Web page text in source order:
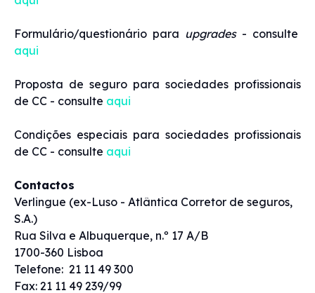
Formulário/questionário para upgrades - consulte
aqui
Proposta de seguro para sociedades profissionais
de CC - consulte aqui
Condições especiais para sociedades profissionais
de CC - consulte aqui
Contactos
Verlingue (ex-Luso - Atlântica Corretor de seguros,
S.A.)
Rua Silva e Albuquerque, n.º 17 A/B
1700-360 Lisboa
Telefone: 21 11 49 300
Fax: 21 11 49 239/99